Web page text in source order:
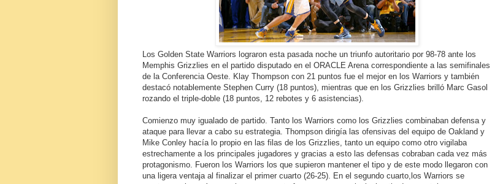
Los Golden State Warriors lograron esta pasada noche un triunfo autoritario por 98-78 ante los
Memphis Grizzlies en el partido disputado en el ORACLE Arena correspondiente a las semifinales
de la Conferencia Oeste. Klay Thompson con 21 puntos fue el mejor en los Warriors y también
destacó notablemente Stephen Curry (18 puntos), mientras que en los Grizzlies brilló Marc Gasol
rozando el triple-doble (18 puntos, 12 rebotes y 6 asistencias).
Comienzo muy igualado de partido. Tanto los Warriors como los Grizzlies combinaban defensa y
ataque para llevar a cabo su estrategia. Thompson dirigía las ofensivas del equipo de Oakland y
Mike Conley hacía lo propio en las filas de los Grizzlies, tanto un equipo como otro vigilaba
estrechamente a los principales jugadores y gracias a esto las defensas cobraban cada vez más
protagonismo. Fueron los Warriors los que supieron mantener el tipo y de este modo llegaron con
una ligera ventaja al finalizar el primer cuarto (26-25). En el segundo cuarto,los Warriors se